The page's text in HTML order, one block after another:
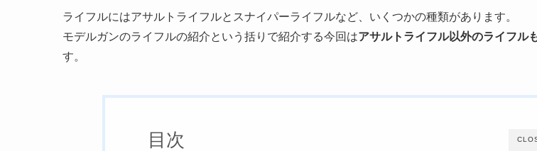
ライフルにはアサルトライフルとスナイパーライフルなど、いくつかの種類があります。
モデルガンのライフルの紹介という括りで紹介する今回はアサルトライフル以外のライフル
す。
目次